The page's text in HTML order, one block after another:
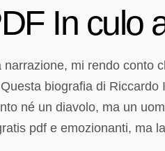
In culo
mi rendo conto
biografia di
né un diavolo, ma un
pdf e emozionanti, ma